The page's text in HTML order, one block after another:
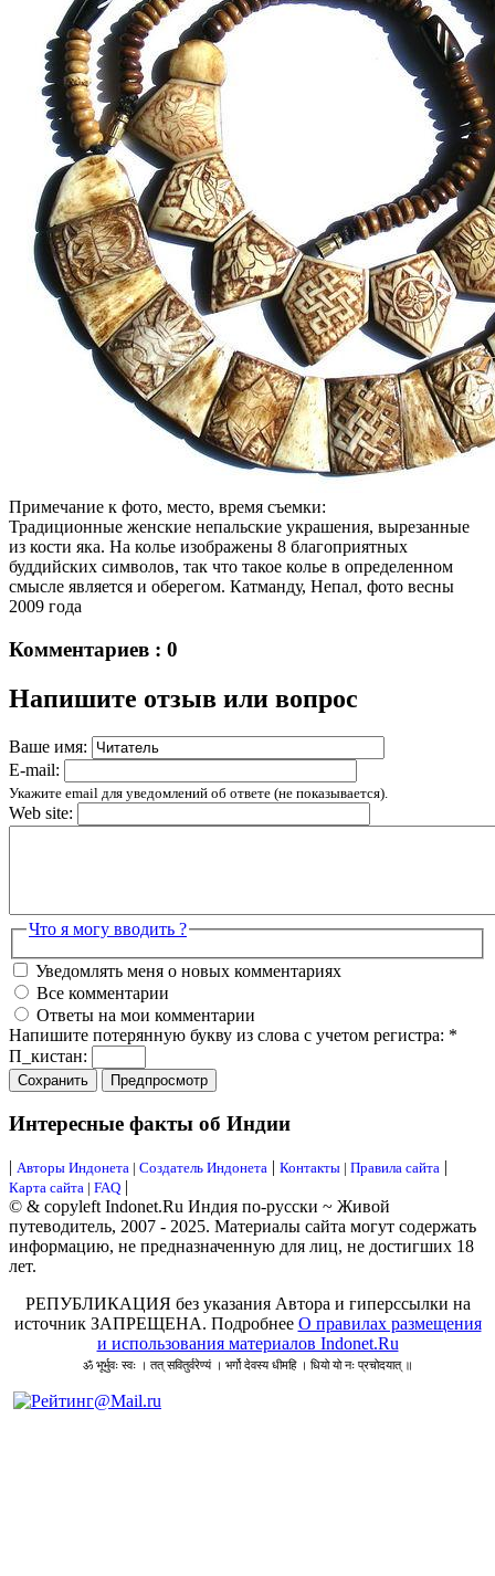
Примечание к фото, место, время съемки:
Традиционные женские непальские украшения, вырезанные
из кости яка. На колье изображены 8 благоприятных
буддийских символов, так что такое колье в определенном
смысле является и оберегом. Катманду, Непал, фото весны
2009 года
Комментариев : 0
Напишите отзыв или вопрос
Ваше имя:
E-mail:
Укажите email для уведомлений об ответе (не показывается).
Web site:
Что я могу вводить ?
Уведомлять меня о новых комментариях
Все комментарии
Ответы на мои комментарии
Напишите потерянную букву из слова с учетом регистра: *
П_кистан:
Интересные факты об Индии
| Авторы Индонета | Создатель Индонета | Контакты | Правила сайта |
Карта сайта | FAQ |
© & copyleft Indonet.Ru Индия по-русски ~ Живой
путеводитель, 2007 - 2025. Материалы сайта могут содержать
информацию, не предназначенную для лиц, не достигших 18
лет.
РЕПУБЛИКАЦИЯ без указания Автора и гиперссылки на
источник ЗАПРЕЩЕНА. Подробнее О правилах размещения
и использования материалов Indonet.Ru
ॐ भूर्भुवः स्वः । तत् सवितुर्वरेण्यं । भर्गो देवस्य धीमहि । धियो यो नः प्रचोदयात् ॥